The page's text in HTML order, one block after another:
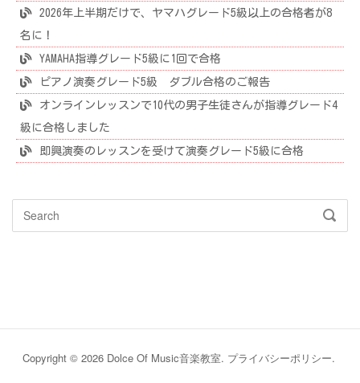
2026年上半期だけで、ヤマハグレード5級以上の合格者が8
名に！
YAMAHA指導グレード5級に1回で合格
ピアノ演奏グレード5級 ダブル合格のご報告
オンラインレッスンで10代の男子生徒さんが指導グレード4
級に合格しました
即興演奏のレッスンを受けて演奏グレード5級に合格
Search
Copyright © 2026 Dolce Of Music音楽教室. プライバシーポリシー.